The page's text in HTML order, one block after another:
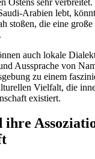
Arabien lebt,
stoßen, die eine
auch lokale
Aussprache von
zu einem
Vielfalt, die
existiert.
ihre